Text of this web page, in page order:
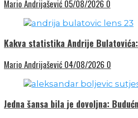
Mario Andrijašević 05/08/2026 0
Kakva statistika Andrije
Mario Andrijašević 04/08/2026 0
Jedna šansa bila je dovoljna: